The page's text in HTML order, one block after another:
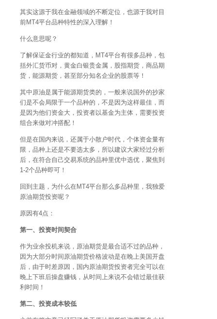
其实这源于我在金融领域的不断定位，也源于我对目
前MT4平台品种特性的深入理解！
什么意思呢？
了解保证金行业的都知道，MT4平台有很多品种，包
括外汇货币对，黄金白银贵金属，股指期货，商品期
货，能源期货，甚至部分知名企业的股票等！
其中原油是属于能源期货类的，一般来说国外的抄家
们是不会局限于一个品种的，不是因为这样最佳，而
是因为他们资金大，投资者以基金为主体，需要投资
组合来做对冲搭配！
但是在国内来说，还属于小散户时代，个体资金量有
限，品种上还是不要选太多，所以建议大家经过分析
后，在符合自己交易系统的品种里优中选优，聚焦到
1-2个品种即可！
回到主题，为什么在MT4平台那么多品种里，我独爱
原油期货投资呢？
原因有4点：
第一、投资时间契合
作为业余投机来说，原油期货是最合适不过的品种，
因为大部分时间原油期货价格波动是在晚上美国开盘
后，由于时差原因，国内原油期货投资者完全可以在
晚上下班后操盘赚钱，从时间上来说不会错过最佳获
利时间！
第二、投资成本较低